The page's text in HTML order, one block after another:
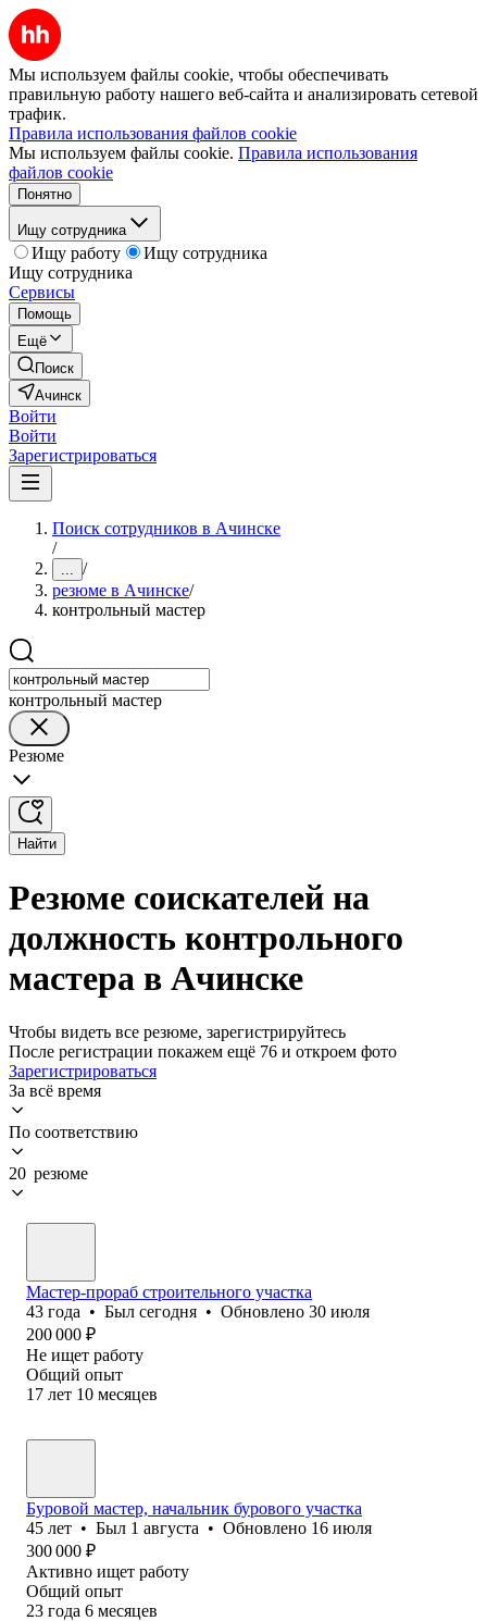
Мы используем файлы cookie, чтобы обеспечивать
правильную работу нашего веб-сайта и анализировать сетевой
трафик.
Правила использования файлов cookie
Мы используем файлы cookie. Правила использования
файлов cookie
Понятно
Ищу сотрудника
Ищу работу
Ищу сотрудника
Ищу сотрудника
Сервисы
Помощь
Ещё
Поиск
Ачинск
Войти
Войти
Зарегистрироваться
Поиск сотрудников в Ачинске
/
... /
резюме в Ачинске/
контрольный мастер
контрольный мастер
Резюме
Найти
Резюме соискателей на
должность контрольного
мастера в Ачинске
Чтобы видеть все резюме, зарегистрируйтесь
После регистрации покажем ещё 76 и откроем фото
Зарегистрироваться
За всё время
По соответствию
20 резюме
Мастер-прораб строительного участка
43 года • Был сегодня • Обновлено 30 июля
200 000 ₽
Не ищет работу
Общий опыт
17 лет 10 месяцев
Буровой мастер, начальник бурового участка
45 лет • Был 1 августа • Обновлено 16 июля
300 000 ₽
Активно ищет работу
Общий опыт
23 года 6 месяцев